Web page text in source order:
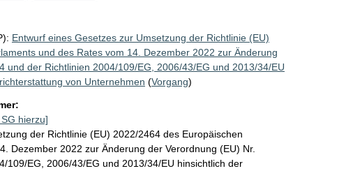
Entwurf eines Gesetzes zur Umsetzung der Richtlinie (EU)
und des Rates vom 14. Dezember 2022 zur Änderung
und der Richtlinien 2004/109/EG, 2006/43/EG und 2013/34/EU
von Unternehmen (Vorgang)
hierzu]
der Richtlinie (EU) 2022/2464 des Europäischen
Dezember 2022 zur Änderung der Verordnung (EU) Nr.
109/EG, 2006/43/EG und 2013/34/EU hinsichtlich der